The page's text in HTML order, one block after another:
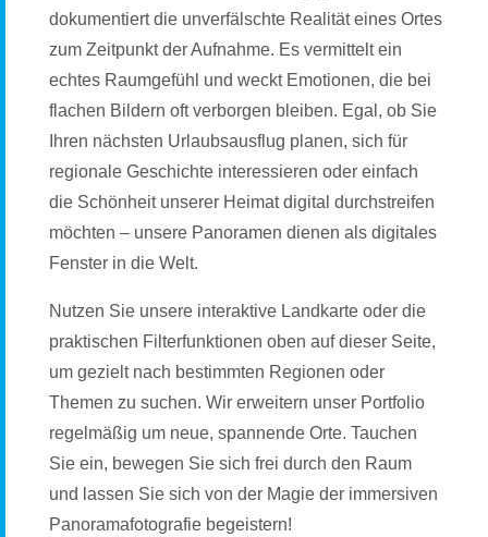
dokumentiert die unverfälschte Realität eines Ortes
zum Zeitpunkt der Aufnahme. Es vermittelt ein
echtes Raumgefühl und weckt Emotionen, die bei
flachen Bildern oft verborgen bleiben. Egal, ob Sie
Ihren nächsten Urlaubsausflug planen, sich für
regionale Geschichte interessieren oder einfach
die Schönheit unserer Heimat digital durchstreifen
möchten – unsere Panoramen dienen als digitales
Fenster in die Welt.
Nutzen Sie unsere interaktive Landkarte oder die
praktischen Filterfunktionen oben auf dieser Seite,
um gezielt nach bestimmten Regionen oder
Themen zu suchen. Wir erweitern unser Portfolio
regelmäßig um neue, spannende Orte. Tauchen
Sie ein, bewegen Sie sich frei durch den Raum
und lassen Sie sich von der Magie der immersiven
Panoramafotografie begeistern!